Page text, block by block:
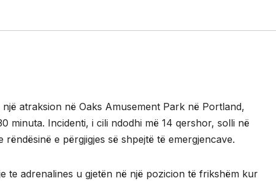
atraksion në Oaks Amusement Park në Portland,
Incidenti, i cili ndodhi më 14 qershor, solli në
e përgjigjes së shpejtë të emergjencave.
te adrenalines u gjetën në një pozicion të frikshëm kur